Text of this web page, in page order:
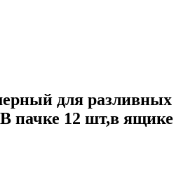
для разливных
пачке 12 шт,в ящике